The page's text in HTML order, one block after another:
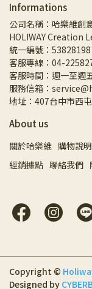
Informations
公司名稱：哈樂維創
HOLIWAY Creation
統一編號：53828198
客服專線：04-
客服時間：週一至週
服務信箱：
地址：407台中市西
About us
關於哈樂維 購物說明
經銷據點 聯絡我們
Copyright ©
Designed by